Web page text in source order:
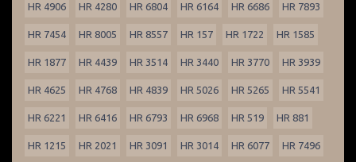
HR 4906 HR 4280 HR 6804 HR 6164 HR 6686 HR 7893
HR 7454 HR 8005 HR 8557 HR 157 HR 1722 HR 1585
HR 1877 HR 4439 HR 3514 HR 3440 HR 3770 HR 3939
HR 4625 HR 4768 HR 4839 HR 5026 HR 5265 HR 5541
HR 6221 HR 6416 HR 6793 HR 6968 HR 519 HR 881
HR 1215 HR 2021 HR 3091 HR 3014 HR 6077 HR 7496